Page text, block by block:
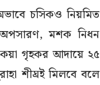
চসিকও নিয়মিত
অপসারণ, মশক নিধন
গৃহকর আদায়ে ২৫
শীঘ্রই মিলবে বলে